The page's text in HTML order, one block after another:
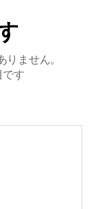
りません。
です